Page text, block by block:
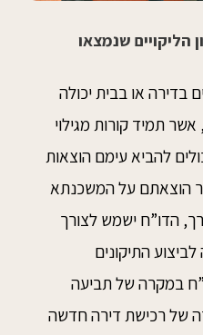
הליקויים שנמצאו
בדירה או בבית יכולה
תמיד קורות מגילוי
להביא עימם הוצאות
הוצאתם על המשכנתא
הדו”ח ישמש לצורך
התיקונים
במקרה של תביעה
של רכישת דירה חדשה